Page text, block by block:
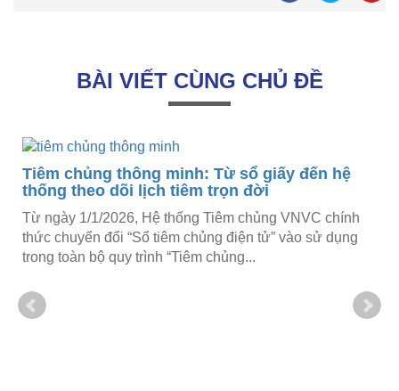
BÀI VIẾT CÙNG CHỦ ĐỀ
Tiêm chủng thông minh: Từ sổ giấy đến hệ
thống theo dõi lịch tiêm trọn đời
Từ ngày 1/1/2026, Hệ thống Tiêm chủng VNVC chính
thức chuyển đổi “Sổ tiêm chủng điện tử” vào sử dụng
trong toàn bộ quy trình “Tiêm chủng...